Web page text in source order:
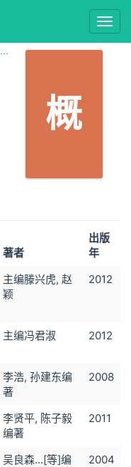
概
著者
出版
年
主编滕兴虎, 赵
颖
2012
主编冯君淑 2012
李浩, 孙建东编
著
2008
李贤平, 陈子毅
编著
2011
吴良森...[等]编
2004